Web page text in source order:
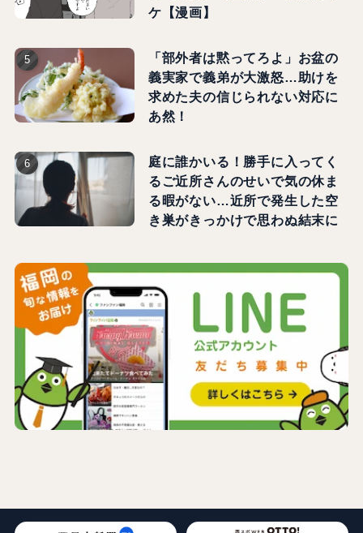
ケ【漫画】
「部外者は黙ってろよ」お盆の
義実家で義弟が大激怒…助けを
求めた夫の信じられない対応に
あ然！
庭に誰かいる！勝手に入ってく
るご近所さんのせいで気の休ま
る暇がない…近所で発生した空
き巣がきっかけで思わぬ結末に